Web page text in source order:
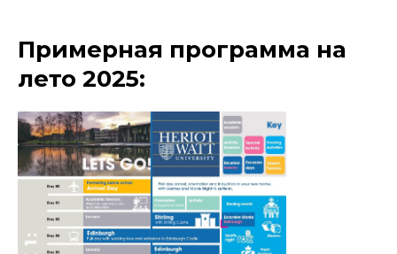
Примерная программа на
лето 2025: